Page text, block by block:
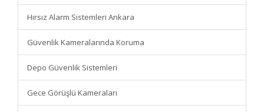
Hırsız Alarm Sistemleri Ankara
Güvenlik Kameralarında Koruma
Depo Güvenlik Sistemleri
Gece Görüşlü Kameraları